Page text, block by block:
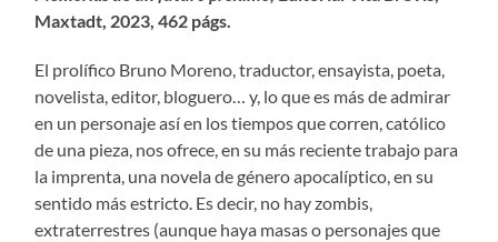
Maxtadt, 2023, 462 págs.
El prolífico Bruno Moreno, traductor, ensayista, poeta,
novelista, editor, bloguero… y, lo que es más de admirar
en un personaje así en los tiempos que corren, católico
de una pieza, nos ofrece, en su más reciente trabajo para
la imprenta, una novela de género apocalíptico, en su
sentido más estricto. Es decir, no hay zombis,
extraterrestres (aunque haya masas o personajes que